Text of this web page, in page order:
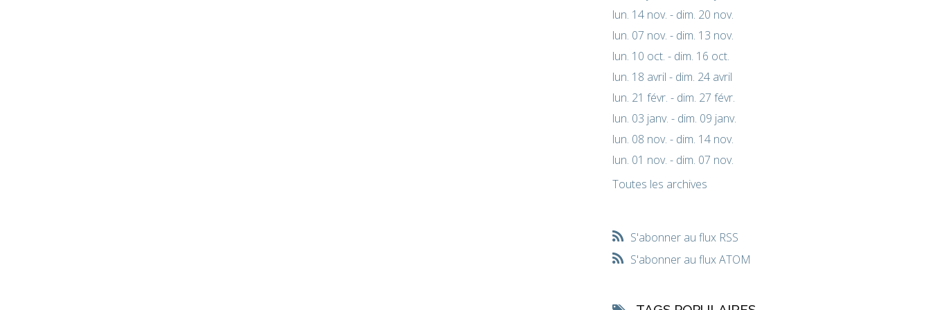
lun. 14 nov. - dim. 20 nov.
lun. 07 nov. - dim. 13 nov.
lun. 10 oct. - dim. 16 oct.
lun. 18 avril - dim. 24 avril
lun. 21 févr. - dim. 27 févr.
lun. 03 janv. - dim. 09 janv.
lun. 08 nov. - dim. 14 nov.
lun. 01 nov. - dim. 07 nov.
Toutes les archives
S'abonner au flux RSS
S'abonner au flux ATOM